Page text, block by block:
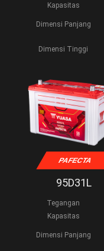
Kapasitas
Dimensi Panjang
Dimensi Tinggi
PAFECTA
95D31L
Tegangan
Kapasitas
Dimensi Panjang